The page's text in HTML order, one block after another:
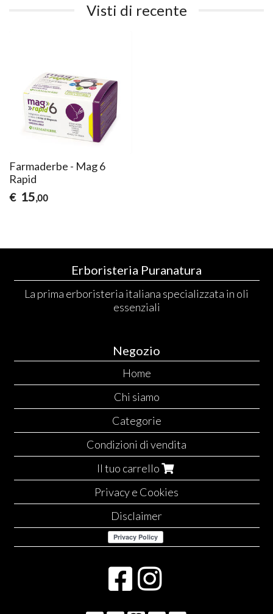
Visti di recente
Farmaderbe - Mag 6
Rapid
€ 15,00
Erboristeria Puranatura
La prima erboristeria italiana specializzata in oli
essenziali
Negozio
Home
Chi siamo
Categorie
Condizioni di vendita
Il tuo carrello
Privacy e Cookies
Disclaimer